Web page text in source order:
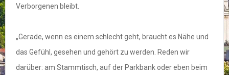
Verborgenen bleibt.
„Gerade, wenn es einem schlecht geht, braucht es Nähe und
das Gefühl, gesehen und gehört zu werden. Reden wir
darüber: am Stammtisch, auf der Parkbank oder eben beim